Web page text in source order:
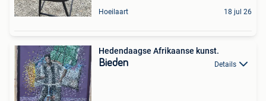
Hoeilaart 18 jul 26
Hedendaagse Afrikaanse kunst.
Bieden Details